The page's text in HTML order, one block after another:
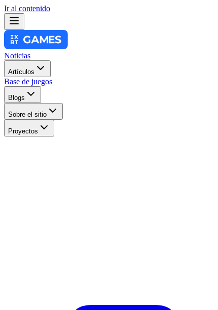
Ir al contenido
Noticias
Artículos
Base de juegos
Blogs
Sobre el sitio
Proyectos